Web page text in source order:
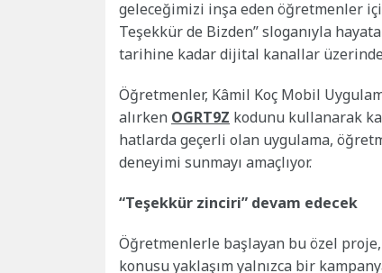
geleceğimizi inşa eden öğretmenler
Teşekkür de Bizden” sloganıyla
tarihine kadar dijital kanallar
Öğretmenler, Kâmil Koç Mobil
alırken OGRT9Z kodunu kullanarak
hatlarda geçerli olan uygulama,
deneyimi sunmayı amaçlıyor.
“Teşekkür zinciri” devam edecek
Öğretmenlerle başlayan bu özel
konusu yaklaşım yalnızca bir